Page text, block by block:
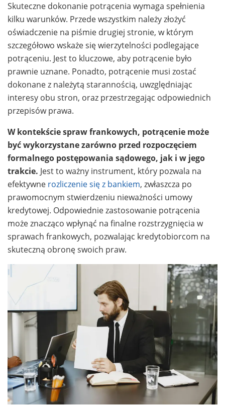
Skuteczne dokonanie potrącenia wymaga spełnienia
kilku warunków. Przede wszystkim należy złożyć
oświadczenie na piśmie drugiej stronie, w którym
szczegółowo wskaże się wierzytelności podlegające
potrąceniu. Jest to kluczowe, aby potrącenie było
prawnie uznane. Ponadto, potrącenie musi zostać
dokonane z należytą starannością, uwzględniając
interesy obu stron, oraz przestrzegając odpowiednich
przepisów prawa.
W kontekście spraw frankowych, potrącenie może
być wykorzystane zarówno przed rozpoczęciem
formalnego postępowania sądowego, jak i w jego
trakcie. Jest to ważny instrument, który pozwala na
efektywne rozliczenie się z bankiem, zwłaszcza po
prawomocnym stwierdzeniu nieważności umowy
kredytowej. Odpowiednie zastosowanie potrącenia
może znacząco wpłynąć na finalne rozstrzygnięcia w
sprawach frankowych, pozwalając kredytobiorcom na
skuteczną obronę swoich praw.